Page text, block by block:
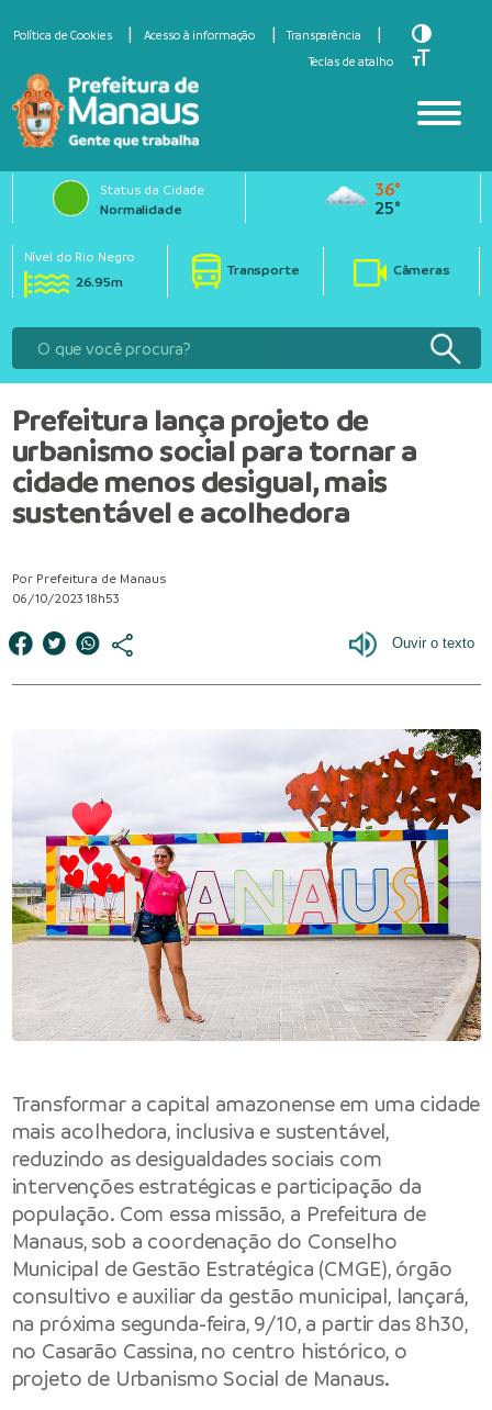
Política de Cookies Acesso à informação
Transparência
Teclas de atalho
Toggle
Toggle
Status da Cidade
Normalidade
36°
25°
Nível do Rio Negro
26.95m
Transporte Câmeras
Prefeitura lança projeto de
urbanismo social para tornar a
cidade menos desigual, mais
sustentável e acolhedora
Por Prefeitura de Manaus
06/10/2023 18h53
Transformar a capital amazonense em uma cidade
mais acolhedora, inclusiva e sustentável,
reduzindo as desigualdades sociais com
intervenções estratégicas e participação da
população. Com essa missão, a Prefeitura de
Manaus, sob a coordenação do Conselho
Municipal de Gestão Estratégica (CMGE), órgão
consultivo e auxiliar da gestão municipal, lançará,
na próxima segunda-feira, 9/10, a partir das 8h30,
no Casarão Cassina, no centro histórico, o
projeto de Urbanismo Social de Manaus.